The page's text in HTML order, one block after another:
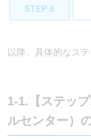
以降、具体的なス
1-1.【ステッ
ルセンター）